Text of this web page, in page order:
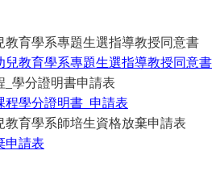
教育學系專題生選指導教授同意書
兒教育學系專題生選指導教授同意書
學分證明書申請表
程學分證明書 申請表
教育學系師培生資格放棄申請表
申請表